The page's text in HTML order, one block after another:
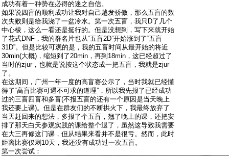
成功有着一种势在必得的迷之自信。
如果说四盲的顺利成功让我对自己越发骄傲，那么五盲的数
次失败则是给我浇了一盆冷水。第一次五盲，我只D了几个
中心棱，这么一看还是挺行的。但是没想到，写下来就开始
了花式DNF，我的群名片也从“五盲2D”开始涨到了“五盲
31D”。但是比较可观的是，我的五盲时间从最开始的将近
30min(大概)，缩短到了20min，再到18min，这已经超过了
当时的zjur，也就是说按这个状态成一把五盲，我就是zjur
了。
在这期间，广州一年一度的高盲赛公示了，当时我就已经懂
得了“高盲比赛可遇不可求的道理”，所以我先报了已经成功
过的三盲四盲和多盲(不报五盲的还有一个原因是当天晚上
我还要上课)。但是在群友们的不断拱火下，我最终放弃了
当天赶回来的想法，多报了个五盲，翘了晚上的课，还把安
排了那天白天参观实践的课给整个退了，虽然这导致我需要
在大三再修这门课，但从结果来看并不是很亏。然而，此时
距离比赛仅剩10天，我还没有成功过一次五盲。
第一次尝试：